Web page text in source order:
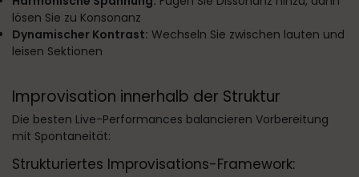
lösen Sie zu Konsonanz
Dynamischer Kontrast: Wechseln Sie zwischen lauten und
leisen Sektionen
Improvisation innerhalb der Struktur
Die besten Live-Performances balancieren Vorbereitung
mit Spontaneität:
Strukturiertes Improvisations-Framework: